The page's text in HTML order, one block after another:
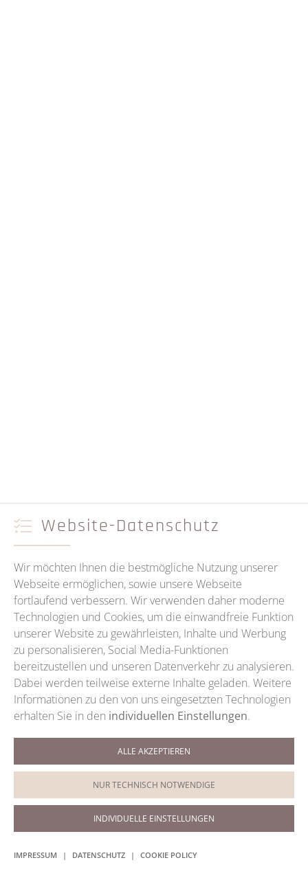
+49 (0)9921 5959
Termine / WhatsApp
0151 200 88028
Website-Datenschutz
Wir möchten Ihnen die bestmögliche Nutzung unserer
Webseite ermöglichen, sowie unsere Webseite
fortlaufend verbessern. Wir verwenden daher moderne
Technologien und Cookies, um die einwandfreie Funktion
unserer Website zu gewährleisten, Inhalte und Werbung
zu personalisieren, Social Media-Funktionen
bereitzustellen und unseren Datenverkehr zu analysieren.
Dabei werden teilweise externe Inhalte geladen. Weitere
Informationen zu den von uns eingesetzten Technologien
erhalten Sie in den individuellen Einstellungen.
ALLE AKZEPTIEREN
NUR TECHNISCH NOTWENDIGE
IMPRESSUM | DATENSCHUTZ | COOKIE POLICY
INDIVIDUELLE EINSTELLUNGEN